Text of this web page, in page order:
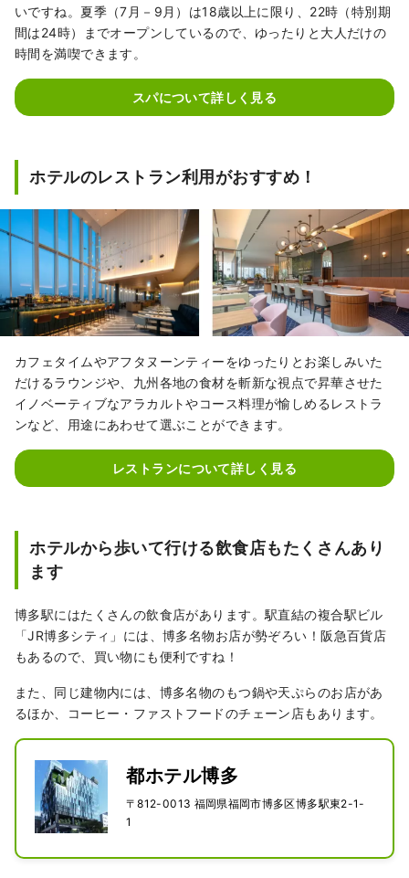
いですね。夏季（7月－9月）は18歳以上に限り、22時（特別期
間は24時）までオープンしているので、ゆったりと大人だけの
時間を満喫できます。
スパについて詳しく見る
ホテルのレストラン利用がおすすめ！
カフェタイムやアフタヌーンティーをゆったりとお楽しみいた
だけるラウンジや、九州各地の食材を斬新な視点で昇華させた
イノベーティブなアラカルトやコース料理が愉しめるレストラ
ンなど、用途にあわせて選ぶことができます。
レストランについて詳しく見る
ホテルから歩いて行ける飲食店もたくさんあり
ます
博多駅にはたくさんの飲食店があります。駅直結の複合駅ビル
「JR博多シティ」には、博多名物お店が勢ぞろい！阪急百貨店
もあるので、買い物にも便利ですね！
また、同じ建物内には、博多名物のもつ鍋や天ぷらのお店があ
るほか、コーヒー・ファストフードのチェーン店もあります。
都ホテル博多
〒812-0013 福岡県福岡市博多区博多駅東2-1-
1